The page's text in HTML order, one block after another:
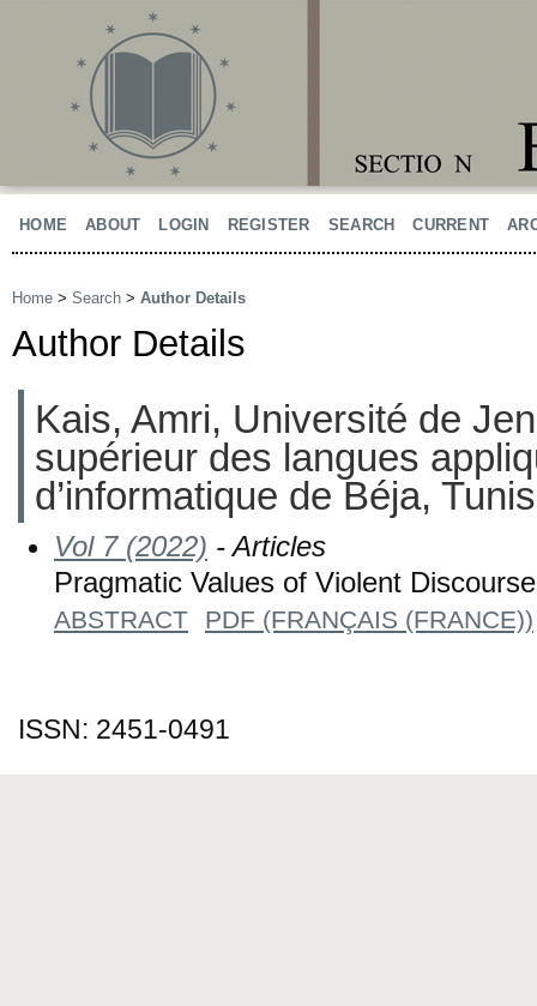
HOME ABOUT LOGIN REGISTER SEARCH CURRENT
Home > Search > Author Details
Author Details
Kais, Amri, Université de
supérieur des langues
d’informatique de Béja,
Vol 7 (2022) - Articles
Pragmatic Values of Violent
ABSTRACT PDF (FRANÇAIS (FRANCE))
ISSN: 2451-0491